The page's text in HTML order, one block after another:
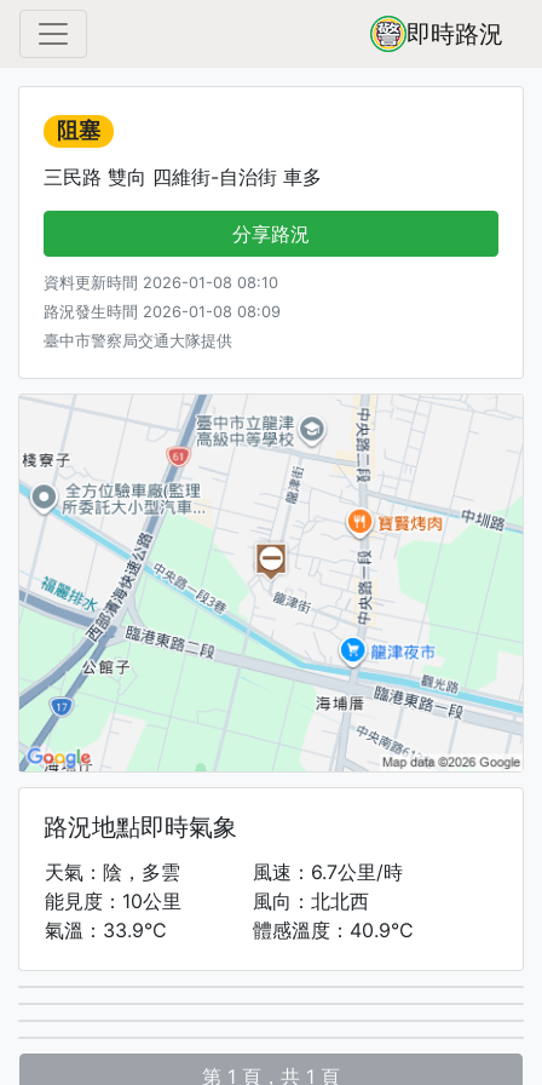
即時路況
阻塞
三民路 雙向 四維街-自治街 車多
分享路況
資料更新時間 2026-01-08 08:10
路況發生時間 2026-01-08 08:09
臺中市警察局交通大隊提供
路況地點即時氣象
天氣：陰，多雲
能見度：10公里
氣溫：33.9°C
風速：6.7公里/時
風向：北北西
體感溫度：40.9°C
第 1 頁，共 1 頁